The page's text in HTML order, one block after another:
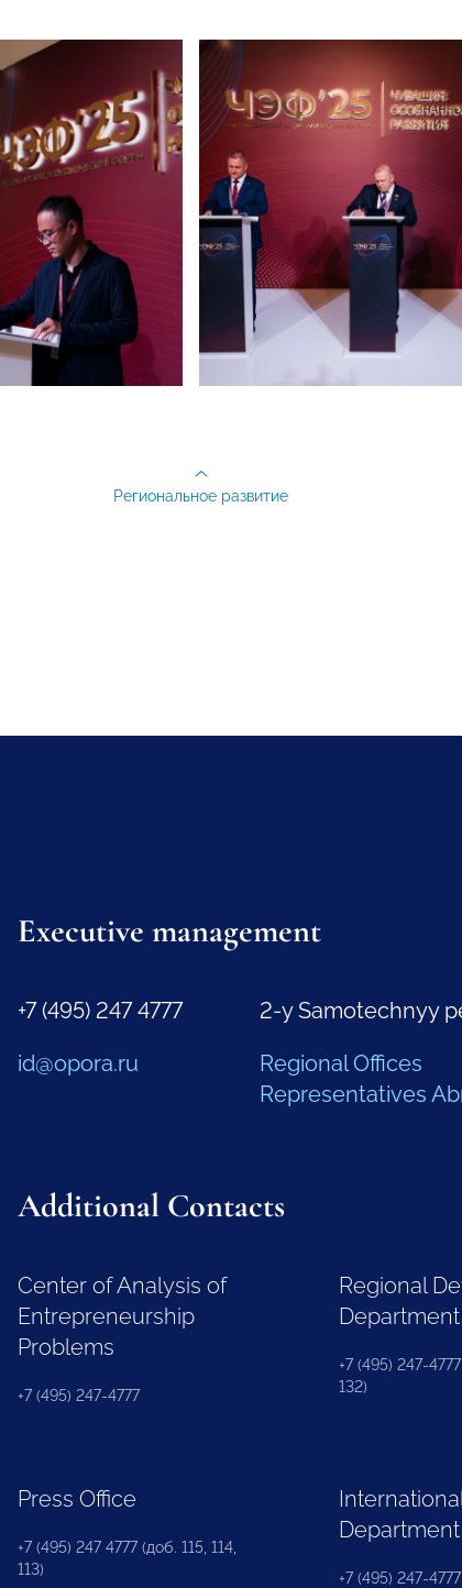
Региональное развитие
Executive management
+7 (495) 247 4777
id@opora.ru
2-y Samotechnyy
Regional Offices
Representatives
Additional Contacts
Center of Analysis of
Entrepreneurship
Problems
+7 (495) 247-4777
Regional
Department
+7 (495) 247-4777
132)
Press Office
+7 (495) 247 4777 (доб. 115, 114,
113)
International
Department
+7 (495) 247-